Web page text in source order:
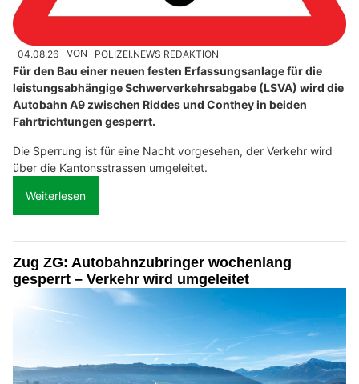
04.08.26 VON POLIZEI.NEWS REDAKTION
Für den Bau einer neuen festen Erfassungsanlage für die
leistungsabhängige Schwerverkehrsabgabe (LSVA) wird die
Autobahn A9 zwischen Riddes und Conthey in beiden
Fahrtrichtungen gesperrt.
Die Sperrung ist für eine Nacht vorgesehen, der Verkehr wird
über die Kantonsstrassen umgeleitet.
Weiterlesen
Zug ZG: Autobahnzubringer wochenlang
gesperrt – Verkehr wird umgeleitet